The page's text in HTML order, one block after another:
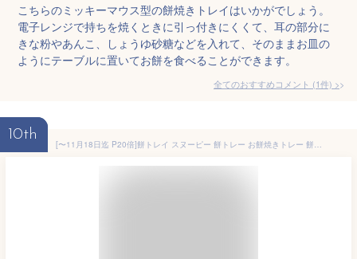
こちらのミッキーマウス型の餅焼きトレイはいかがでしょう。
電子レンジで持ちを焼くときに引っ付きにくくて、耳の部分に
きな粉やあんこ、しょうゆ砂糖などを入れて、そのままお皿の
ようにテーブルに置いてお餅を食べることができます。
全てのおすすめコメント (1件) >
10th
[〜11月18日迄 P20倍]餅トレイ スヌーピー 餅トレー お餅焼きトレー 餅焼き 電子レンジ レンジ調理 キャラクター キッチン用品 SNOOPY スケーター